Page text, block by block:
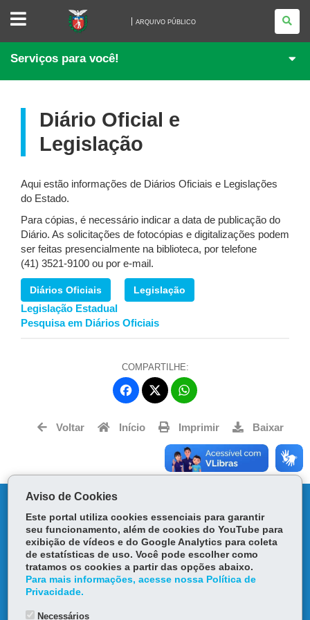
ARQUIVO
PÚBLICO
ARQUIVO PÚBLICO
Serviços para você!
Diário Oficial e
Legislação
Aqui estão informações de Diários Oficiais e Legislações
do Estado.
Para cópias, é necessário indicar a data de publicação do
Diário. As solicitações de fotocópias e digitalizações podem
ser feitas presencialmente na biblioteca, por telefone
(41) 3521-9100 ou por e-mail.
Diários Oficiais
Legislação
Legislação Estadual
Pesquisa em Diários Oficiais
COMPARTILHE:
Fa
ce
bo
itt
er
ts
p
Voltar Início Imprimir Baixar
DENUNCIE CORRUPÇÃO
OUVIDORIA
TRANSPARÊNCIA INSTITUCIONAL
Aviso de Cookies
Este portal utiliza cookies essenciais para garantir
seu funcionamento, além de cookies do YouTube para
exibição de vídeos e do Google Analytics para coleta
de estatísticas de uso. Você pode escolher como
tratamos os cookies a partir das opções abaixo.
Para mais informações, acesse nossa Política de
Privacidade.
Necessários